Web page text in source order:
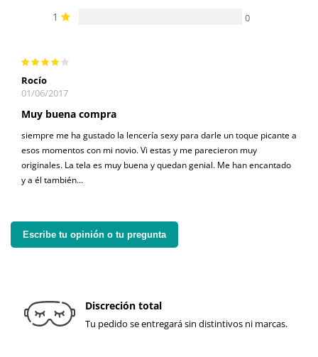
1 0
Rocío
01/06/2017
Muy buena compra
siempre me ha gustado la lencería sexy para darle un toque picante a
esos momentos con mi novio. Vi estas y me parecieron muy
originales. La tela es muy buena y quedan genial. Me han encantado
y a él también...
Escribe tu opinión o tu pregunta
Discreción total
Tu pedido se entregará sin distintivos ni marcas.